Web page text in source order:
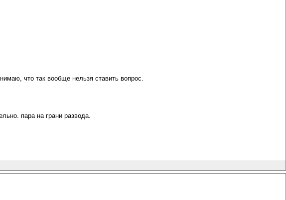
что так вообще нельзя ставить вопрос.
пара на грани развода.